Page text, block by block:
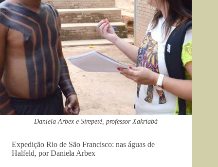
Daniela Arbex e Sirepeté, professor Xakriabá
Expedição Rio de São Francisco: nas águas de
Halfeld, por Daniela Arbex